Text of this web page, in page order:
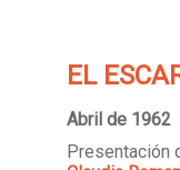
EL
Abril de 1962
Presentación